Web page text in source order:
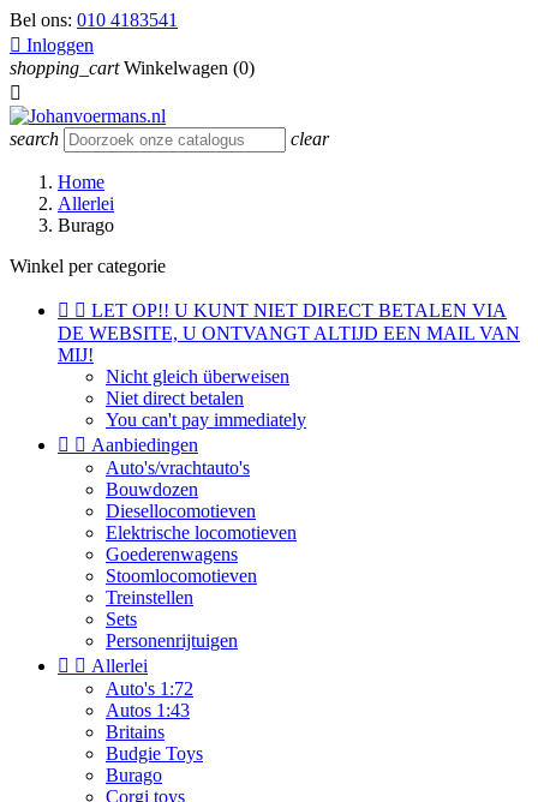
Bel ons: 010 4183541
 Inloggen
shopping_cart Winkelwagen (0)

search clear
Home
Allerlei
Burago
Winkel per categorie
  LET OP!! U KUNT NIET DIRECT BETALEN VIA
DE WEBSITE, U ONTVANGT ALTIJD EEN MAIL VAN
MIJ!
Nicht gleich überweisen
Niet direct betalen
You can't pay immediately
  Aanbiedingen
Auto's/vrachtauto's
Bouwdozen
Diesellocomotieven
Elektrische locomotieven
Goederenwagens
Stoomlocomotieven
Treinstellen
Sets
Personenrijtuigen
  Allerlei
Auto's 1:72
Autos 1:43
Britains
Budgie Toys
Burago
Corgi toys